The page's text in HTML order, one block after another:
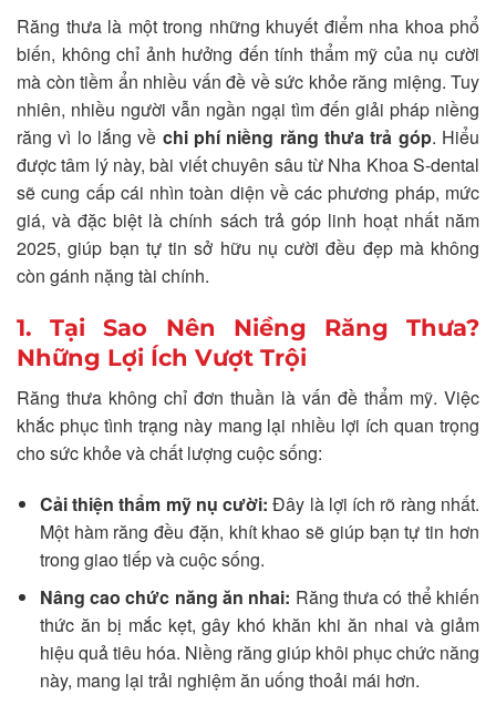
Răng thưa là một trong những khuyết điểm nha khoa phổ
biến, không chỉ ảnh hưởng đến tính thẩm mỹ của nụ cười
mà còn tiềm ẩn nhiều vấn đề về sức khỏe răng miệng. Tuy
nhiên, nhiều người vẫn ngần ngại tìm đến giải pháp niềng
răng vì lo lắng về chi phí niềng răng thưa trả góp. Hiểu
được tâm lý này, bài viết chuyên sâu từ Nha Khoa S-dental
sẽ cung cấp cái nhìn toàn diện về các phương pháp, mức
giá, và đặc biệt là chính sách trả góp linh hoạt nhất năm
2025, giúp bạn tự tin sở hữu nụ cười đều đẹp mà không
còn gánh nặng tài chính.
1. Tại Sao Nên Niềng Răng Thưa?
Những Lợi Ích Vượt Trội
Răng thưa không chỉ đơn thuần là vấn đề thẩm mỹ. Việc
khắc phục tình trạng này mang lại nhiều lợi ích quan trọng
cho sức khỏe và chất lượng cuộc sống:
Cải thiện thẩm mỹ nụ cười: Đây là lợi ích rõ ràng nhất.
Một hàm răng đều đặn, khít khao sẽ giúp bạn tự tin hơn
trong giao tiếp và cuộc sống.
Nâng cao chức năng ăn nhai: Răng thưa có thể khiến
thức ăn bị mắc kẹt, gây khó khăn khi ăn nhai và giảm
hiệu quả tiêu hóa. Niềng răng giúp khôi phục chức năng
này, mang lại trải nghiệm ăn uống thoải mái hơn.